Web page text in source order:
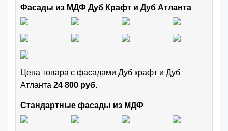
Фасады из МДФ Дуб Крафт и Дуб Атланта
Цена товара с фасадами Дуб крафт и Дуб
Атланта 24 800 руб.
Стандартные фасады из МДФ